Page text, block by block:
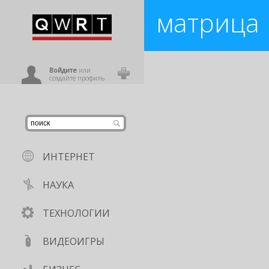
Войдитеили
создайте профиль
ИНТЕРНЕТ
НАУКА
ТЕХНОЛОГИИ
ВИДЕОИГРЫ
матрица
Если недавние измерения
матрица симуляция , космос